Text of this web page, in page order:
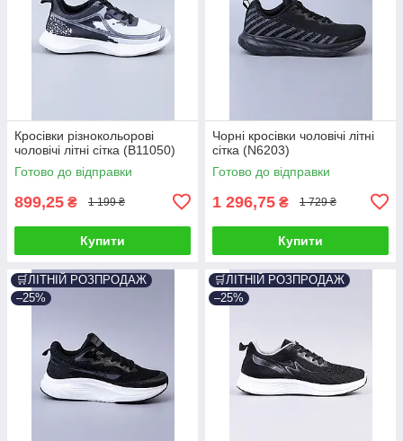
Кросівки різнокольорові
чоловічі літні сітка (B11050)
Готово до відправки
899,25 ₴ 1 199 ₴
Купити
Чорні кросівки чоловічі літні
сітка (N6203)
Готово до відправки
1 296,75 ₴ 1 729 ₴
Купити
🛒ЛІТНІЙ РОЗПРОДАЖ
–25%
🛒ЛІТНІЙ РОЗПРОДАЖ
–25%